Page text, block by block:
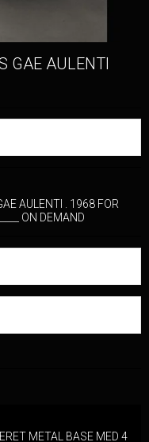
GAE AULENTI
AULENTI . 1968 FOR
ON DEMAND
METAL BASE MED 4